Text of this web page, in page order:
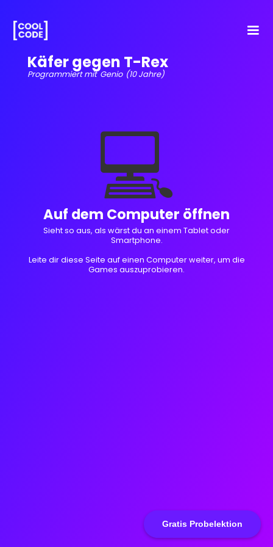
Gratis Probelektion
Käfer gegen T-Rex
Programmiert mit Genio (10 Jahre)
💻
Auf dem Computer öffnen
Sieht so aus, als wärst du an einem Tablet oder
Smartphone.
Leite dir diese Seite auf einen Computer weiter, um die
Games auszuprobieren.